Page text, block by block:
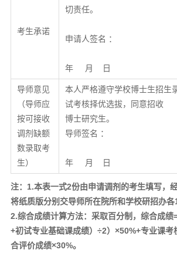
考生承诺
切责任。
申请人签名 ：
年 月 日
导师意见
（导师应
按可接收
调剂缺额
数录取考
生）
本人严格遵守学校博士生招生
试考核择优选拔，同意招
博士研究生。
导师签名 ：
年 月 日
注： 1.本表一式2份由申请调剂的考生填写，
将纸质版分别交导师所在院所和学校研招办各1
2.综合成绩计算方法：采取百分制，综合成绩
+初试专业基础课成绩）÷2）×50%+专业课考
合评价成绩×30%。